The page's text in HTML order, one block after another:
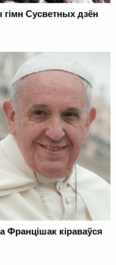
Сусветных дзён
Францішак кіраваўся